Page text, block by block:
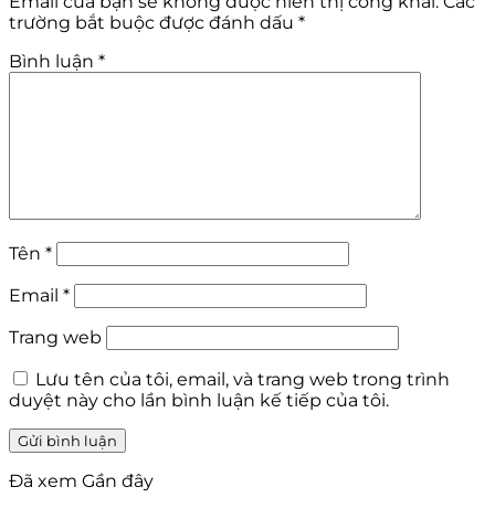
trường bắt buộc được đánh dấu *
Bình luận *
Tên *
Email *
Trang web
Lưu tên của tôi, email, và trang web trong trình
duyệt này cho lần bình luận kế tiếp của tôi.
Đã xem Gần đây